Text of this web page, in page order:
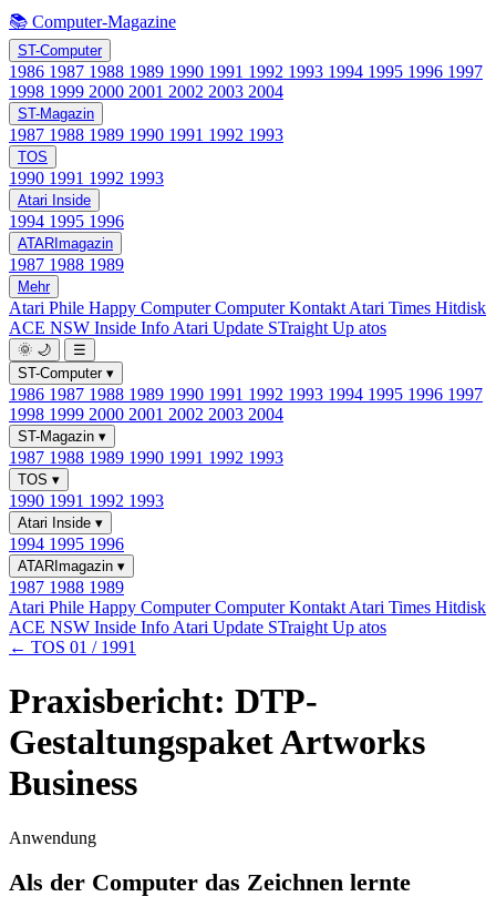
📚 Computer-Magazine
ST-Computer
1986 1987 1988 1989 1990 1991 1992 1993 1994 1995 1996 1997
1998 1999 2000 2001 2002 2003 2004
ST-Magazin
1987 1988 1989 1990 1991 1992 1993
TOS
1990 1991 1992 1993
Atari Inside
1994 1995 1996
ATARImagazin
1987 1988 1989
Mehr
Atari Phile Happy ComputerComputer Kontakt Atari Times Hitdisk
ACE NSW Inside Info Atari Update STraight Up atos
🌞 🌙
☰
ST-Computer ▾
1986 1987 1988 1989 1990 1991 1992 1993 1994 1995 1996 1997
1998 1999 2000 2001 2002 2003 2004
ST-Magazin ▾
1987 1988 1989 1990 1991 1992 1993
TOS ▾
1990 1991 1992 1993
Atari Inside ▾
1994 1995 1996
ATARImagazin ▾
1987 1988 1989
Atari Phile Happy ComputerComputer Kontakt Atari Times Hitdisk
ACE NSW Inside Info Atari Update STraight Up atos
← TOS 01 / 1991
Praxisbericht: DTP-
Gestaltungspaket Artworks
Business
Anwendung
Als der Computer das Zeichnen lernte